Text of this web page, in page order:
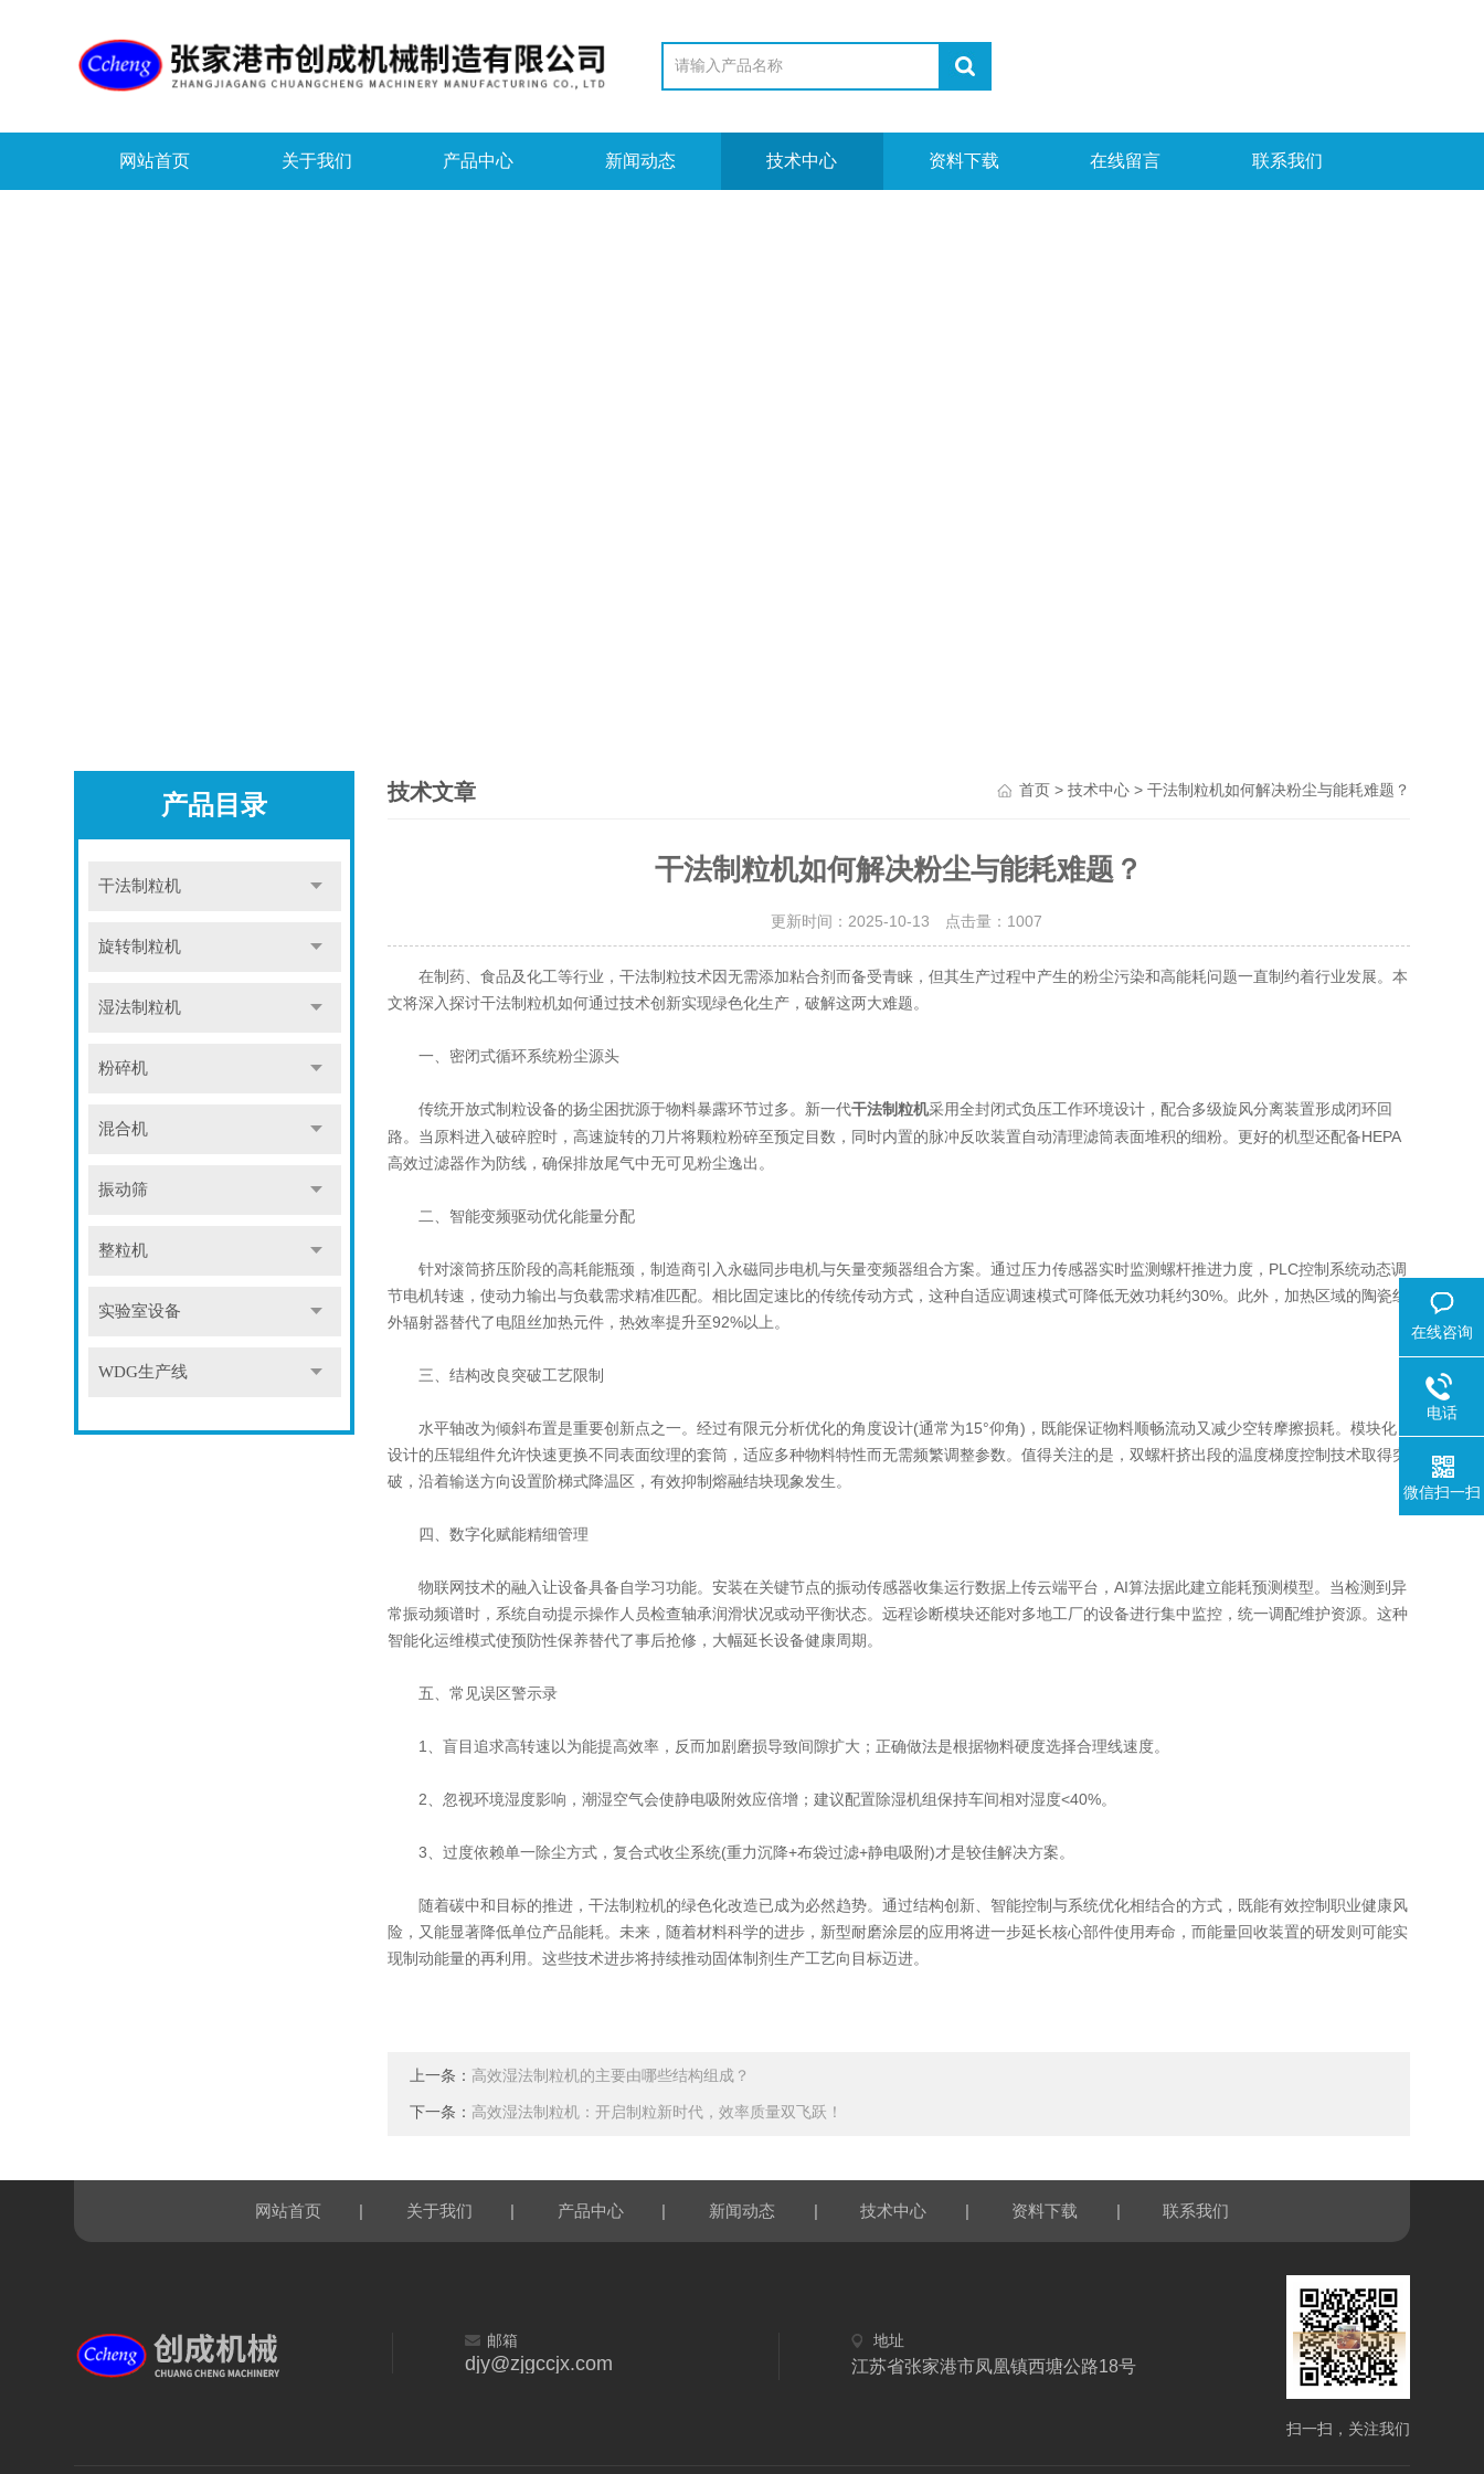
网站首页 关于我们 产品中心 新闻动态 技术中心 资料下载 在线留言 联系我们
产品目录
干法制粒机
旋转制粒机
湿法制粒机
粉碎机
混合机
振动筛
整粒机
实验室设备
WDG生产线
技术文章 首页> 技术中心> 干法制粒机如何解决粉尘与能耗难题？
干法制粒机如何解决粉尘与能耗难题？
更新时间：2025-10-13 点击量： 1007
在制药、食品及化工等行业，干法制粒技术因无需添加粘合剂而备受青睐，但其生产过程中产生的粉尘污染和高能耗问题一直制约着行业发展。本
文将深入探讨干法制粒机如何通过技术创新实现绿色化生产，破解这两大难题。
一、密闭式循环系统粉尘源头
传统开放式制粒设备的扬尘困扰源于物料暴露环节过多。新一代干法制粒机采用全封闭式负压工作环境设计，配合多级旋风分离装置形成闭环回
路。当原料进入破碎腔时，高速旋转的刀片将颗粒粉碎至预定目数，同时内置的脉冲反吹装置自动清理滤筒表面堆积的细粉。更好的机型还配备HEPA
高效过滤器作为防线，确保排放尾气中无可见粉尘逸出。
二、智能变频驱动优化能量分配
针对滚筒挤压阶段的高耗能瓶颈，制造商引入永磁同步电机与矢量变频器组合方案。通过压力传感器实时监测螺杆推进力度，PLC控制系统动态调
节电机转速，使动力输出与负载需求精准匹配。相比固定速比的传统传动方式，这种自适应调速模式可降低无效功耗约30%。此外，加热区域的陶瓷红
外辐射器替代了电阻丝加热元件，热效率提升至92%以上。
三、结构改良突破工艺限制
水平轴改为倾斜布置是重要创新点之一。经过有限元分析优化的角度设计(通常为15°仰角)，既能保证物料顺畅流动又减少空转摩擦损耗。模块化
设计的压辊组件允许快速更换不同表面纹理的套筒，适应多种物料特性而无需频繁调整参数。值得关注的是，双螺杆挤出段的温度梯度控制技术取得突
破，沿着输送方向设置阶梯式降温区，有效抑制熔融结块现象发生。
四、数字化赋能精细管理
物联网技术的融入让设备具备自学习功能。安装在关键节点的振动传感器收集运行数据上传云端平台，AI算法据此建立能耗预测模型。当检测到异
常振动频谱时，系统自动提示操作人员检查轴承润滑状况或动平衡状态。远程诊断模块还能对多地工厂的设备进行集中监控，统一调配维护资源。这种
智能化运维模式使预防性保养替代了事后抢修，大幅延长设备健康周期。
五、常见误区警示录
1、盲目追求高转速以为能提高效率，反而加剧磨损导致间隙扩大；正确做法是根据物料硬度选择合理线速度。
2、忽视环境湿度影响，潮湿空气会使静电吸附效应倍增；建议配置除湿机组保持车间相对湿度<40%。
3、过度依赖单一除尘方式，复合式收尘系统(重力沉降+布袋过滤+静电吸附)才是较佳解决方案。
随着碳中和目标的推进，干法制粒机的绿色化改造已成为必然趋势。通过结构创新、智能控制与系统优化相结合的方式，既能有效控制职业健康风
险，又能显著降低单位产品能耗。未来，随着材料科学的进步，新型耐磨涂层的应用将进一步延长核心部件使用寿命，而能量回收装置的研发则可能实
现制动能量的再利用。这些技术进步将持续推动固体制剂生产工艺向目标迈进。
上一条： 高效湿法制粒机的主要由哪些结构组成？
下一条： 高效湿法制粒机：开启制粒新时代，效率质量双飞跃！
网站首页 | 关于我们 | 产品中心 | 新闻动态 | 技术中心 | 资料下载 | 联系我们
邮箱
djy@zjgccjx.com
地址
江苏省张家港市凤凰镇西塘公路18号
扫一扫，关注我们
在线咨询
电话
微信扫一扫